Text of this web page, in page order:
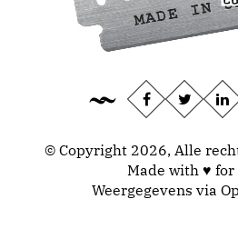
© Copyright 2026, Alle
Made with ♥
Weergegevens via